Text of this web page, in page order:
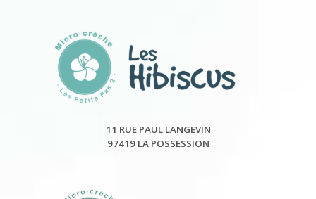
11 RUE PAUL LANGEVIN
97419 LA POSSESSION